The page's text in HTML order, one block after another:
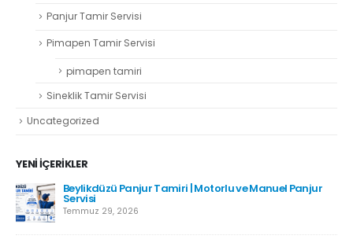
Panjur Tamir Servisi
Pimapen Tamir Servisi
pimapen tamiri
Sineklik Tamir Servisi
Uncategorized
YENI İÇERIKLER
Beylikdüzü Panjur Tamiri | Motorlu ve Manuel Panjur
Servisi
Temmuz 29, 2026